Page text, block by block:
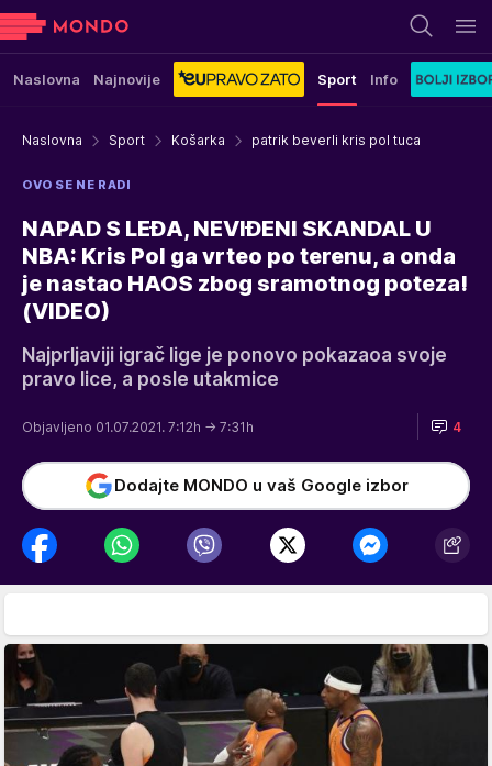
Naslovna Najnovije Sport Info
Naslovna Sport Košarka patrik beverli kris pol tuca
OVO SE NE RADI
NAPAD S LEĐA, NEVIĐENI SKANDAL U
NBA: Kris Pol ga vrteo po terenu, a onda
je nastao HAOS zbog sramotnog poteza!
(VIDEO)
Najprljaviji igrač lige je ponovo pokazaoa svoje
pravo lice, a posle utakmice
Objavljeno 01.07.2021. 7:12h → 7:31h 4
Dodajte MONDO u vaš Google izbor